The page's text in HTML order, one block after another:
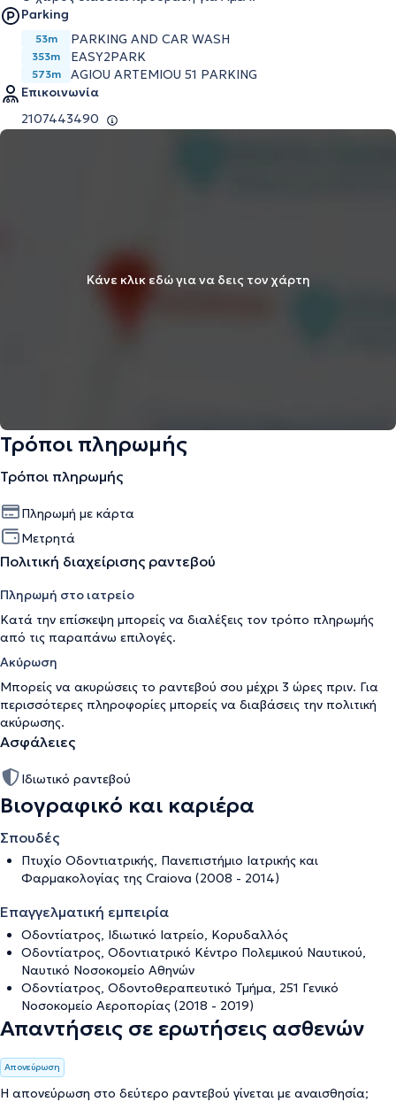
Parking
53m PARKING AND CAR WASH
353m EASY2PARK
573m
AGIOU ARTEMIOU 51 PARKING
Επικοινωνία
2107443490
Κάνε κλικ εδώ για να δεις τον χάρτη
Τρόποι πληρωμής
Τρόποι πληρωμής
Πληρωμή με κάρτα
Μετρητά
Πολιτική διαχείρισης ραντεβού
Πληρωμή στο ιατρείο
Κατά την επίσκεψη μπορείς να διαλέξεις τον τρόπο πληρωμής
από τις παραπάνω επιλογές.
Ακύρωση
Μπορείς να ακυρώσεις το ραντεβού σου μέχρι 3 ώρες πριν. Για
περισσότερες πληροφορίες μπορείς να διαβάσεις την πολιτική
ακύρωσης.
Ασφάλειες
Ιδιωτικό ραντεβού
Βιογραφικό και καριέρα
Σπουδές
Πτυχίο Οδοντιατρικής, Πανεπιστήμιο Ιατρικής και
Φαρμακολογίας της Craiova (2008 - 2014)
Επαγγελματική εμπειρία
Οδοντίατρος, Ιδιωτικό Ιατρείο, Κορυδαλλός
Οδοντίατρος, Οδοντιατρικό Κέντρο Πολεμικού Ναυτικού,
Ναυτικό Νοσοκομείο Αθηνών
Οδοντίατρος, Οδοντοθεραπευτικό Τμήμα, 251 Γενικό
Νοσοκομείο Αεροπορίας (2018 - 2019)
Απαντήσεις σε ερωτήσεις ασθενών
Απονεύρωση
Η απονεύρωση στο δεύτερο ραντεβού γίνεται με αναισθησία;